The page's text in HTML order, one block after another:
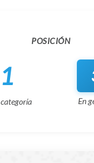
POSICIÓN
1
categoría En